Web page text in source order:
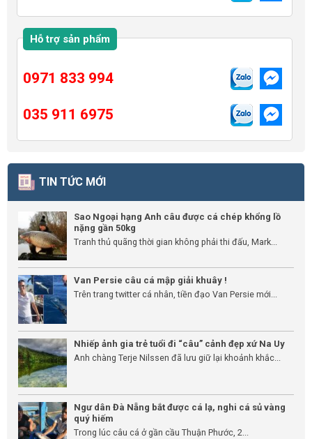
Hỗ trợ sản phẩm
0971 833 994
035 911 6975
TIN TỨC MỚI
Sao Ngoại hạng Anh câu được cá chép khổng lồ
nặng gần 50kg
Tranh thủ quãng thời gian không phải thi đấu, Mark...
Van Persie câu cá mập giải khuây !
Trên trang twitter cá nhân, tiền đạo Van Persie mới...
Nhiếp ảnh gia trẻ tuổi đi “câu” cảnh đẹp xứ Na Uy
Anh chàng Terje Nilssen đã lưu giữ lại khoảnh khắc...
Ngư dân Đà Nẵng bắt được cá lạ, nghi cá sủ vàng
quý hiếm
Trong lúc câu cá ở gần cầu Thuận Phước, 2...